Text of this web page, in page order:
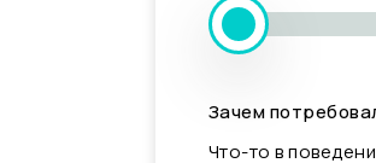
Зачем
Что-то в